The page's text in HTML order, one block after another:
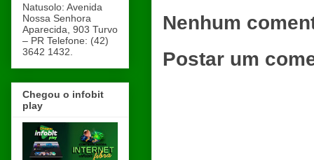
Nenhum
Postar um
Natusolo: Avenida
Nossa Senhora
Aparecida, 903 Turvo
– PR Telefone: (42)
3642 1432.
Chegou o infobit
play